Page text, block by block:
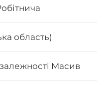
область)
Масив